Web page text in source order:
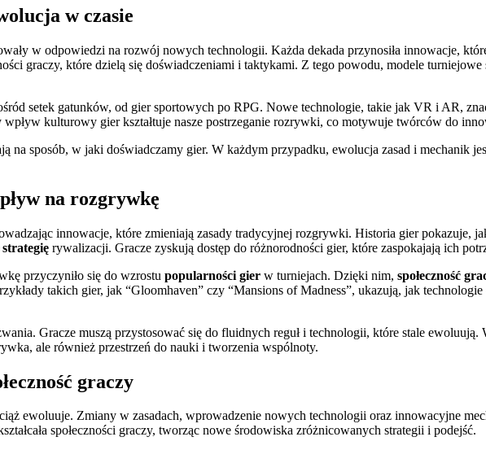
w czasie
w odpowiedzi na rozwój nowych technologii. Każda dekada przynosiła innowacje,
graczy, które dzielą się doświadczeniami i taktykami. Z tego powodu, modele turniejowe
setek gatunków, od gier sportowych po RPG. Nowe technologie, takie jak VR i AR,
kulturowy gier kształtuje nasze postrzeganie rozrywki, co motywuje twórców do
sposób, w jaki doświadczamy gier. W każdym przypadku, ewolucja zasad i mechanik
na rozgrywkę
innowacje, które zmieniają zasady tradycyjnej rozgrywki. Historia gier pokazuje,
strategię rywalizacji. Gracze zyskują dostęp do różnorodności gier, które zaspokajają ich
przyczyniło się do wzrostu popularności gier w turniejach. Dzięki nim, społeczność
takich gier, jak “Gloomhaven” czy “Mansions of Madness”, ukazują, jak
Gracze muszą przystosować się do fluidnych reguł i technologii, które stale ewoluują.
ale również przestrzeń do nauki i tworzenia wspólnoty.
graczy
ewoluuje. Zmiany w zasadach, wprowadzenie nowych technologii oraz innowacyjne
społeczności graczy, tworząc nowe środowiska zróżnicowanych strategii i podejść.